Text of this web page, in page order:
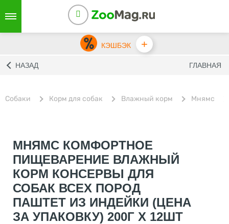
КЭШБЭК +
НАЗАД ГЛАВНАЯ
Собаки Корм для собак Влажный корм Мнямс
МНЯМС КОМФОРТНОЕ
ПИЩЕВАРЕНИЕ ВЛАЖНЫЙ
КОРМ КОНСЕРВЫ ДЛЯ
СОБАК ВСЕХ ПОРОД
ПАШТЕТ ИЗ ИНДЕЙКИ (ЦЕНА
ЗА УПАКОВКУ) 200Г Х 12ШТ